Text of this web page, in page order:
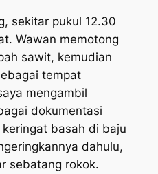
sekitar pukul 12.30
Wawan memotong
sawit, kemudian
tempat
mengambil
dokumentasi
basah di baju
dahulu,
sebatang rokok.